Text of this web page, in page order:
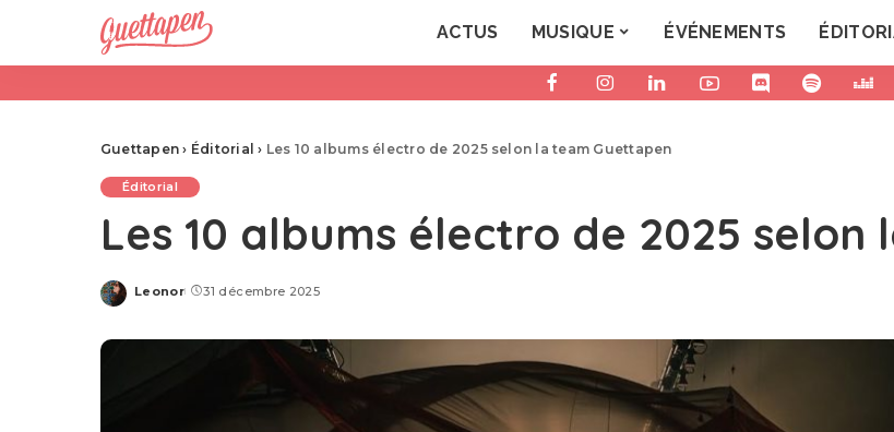
ACTUS MUSIQUE ÉVÉNEMENTS
Guettapen › Éditorial › Les 10 albums électro de 2025 selon la team Guettapen
Éditorial
Les 10 albums électro de 2025
Posted
Leonor 31 décembre 2025